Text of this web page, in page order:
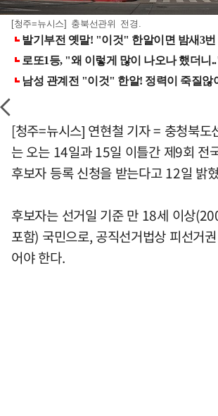
[청주=뉴시스] 충북선관위 전경.
[청주=뉴시스] 연현철 기자 = 충청북도
는 오는 14일과 15일 이틀간 제9회 전
후보자 등록 신청을 받는다고 12일 밝
후보자는 선거일 기준 만 18세 이상
포함) 국민으로, 공직선거법상 피선거
어야 한다.